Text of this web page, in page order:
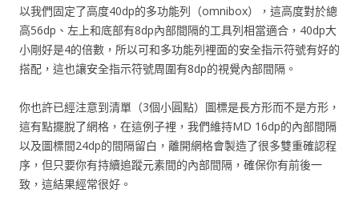
以我們固定了高度40dp的多功能列（omnibox），這高度對於總
高56dp、左上和底部有8dp內部間隔的工具列相當適合，40dp大
小剛好是4的倍數，所以可和多功能列裡面的安全指示符號有好的
搭配，這也讓安全指示符號周圍有8dp的視覺內部間隔。
你也許已經注意到清單（3個小圓點）圖標是長方形而不是方形，
這有點擺脫了網格，在這例子裡，我們維持MD 16dp的內部間隔
以及圖標間24dp的間隔留白，離開網格會製造了很多雙重確認程
序，但只要你有持續追蹤元素間的內部間隔，確保你有前後一
致，這結果經常很好。